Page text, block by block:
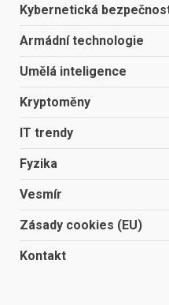
Kybernetická
Armádní technologie
Umělá inteligence
Kryptoměny
IT trendy
Fyzika
Vesmír
Zásady cookies (EU)
Kontakt